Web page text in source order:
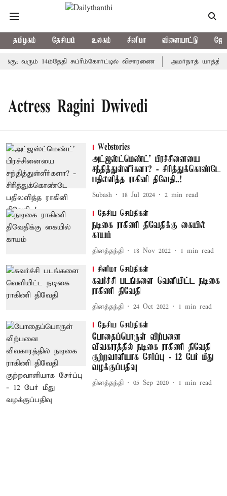
தமிழகம் தேசியம் உலகம் சினிமா விளையாட்டு
வரும் 14ம்தேதி சுப்ரீம்கோர்ட்டில் விசாரணை அமர்நாத்
Actress Ragini Dwivedi
Webstories
அட்ஜஸ்ட்மெண்ட்' பிரச்சினையை
சந்தித்துள்ளீர்களா? - சிரித்துக்கொண்டே
பதிலளித்த ராகினி திவேதி..!
Subash 18 Jul 2024 2 min read
தேசிய செய்திகள்
நடிகை ராகிணி திவேதிக்கு கையில்
காயம்
தினத்தந்தி 18 Nov 2022 1 min read
சினிமா செய்திகள்
கவர்ச்சி படங்களை வெளியிட்ட நடிகை
ராகிணி திவேதி
தினத்தந்தி 24 Oct 2022 1 min read
தேசிய செய்திகள்
போதைப்பொருள் விற்பனை
விவகாரத்தில் நடிகை ராகிணி திவேதி
குற்றவாளியாக சேர்ப்பு - 12 பேர் மீது
வழக்குப்பதிவு
தினத்தந்தி 05 Sep 2020 1 min read